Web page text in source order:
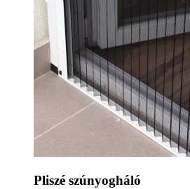
Pliszé szúnyogháló